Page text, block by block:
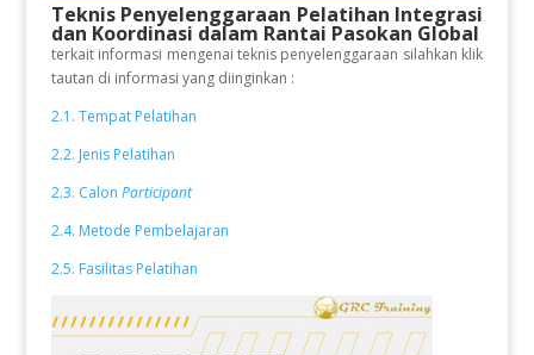
Teknis Penyelenggaraan Pelatihan Integrasi
dan Koordinasi dalam Rantai Pasokan Global
terkait informasi mengenai teknis penyelenggaraan silahkan klik
tautan di informasi yang diinginkan :
2.1. Tempat Pelatihan
2.2. Jenis Pelatihan
2.3. Calon Participant
2.4. Metode Pembelajaran
2.5. Fasilitas Pelatihan